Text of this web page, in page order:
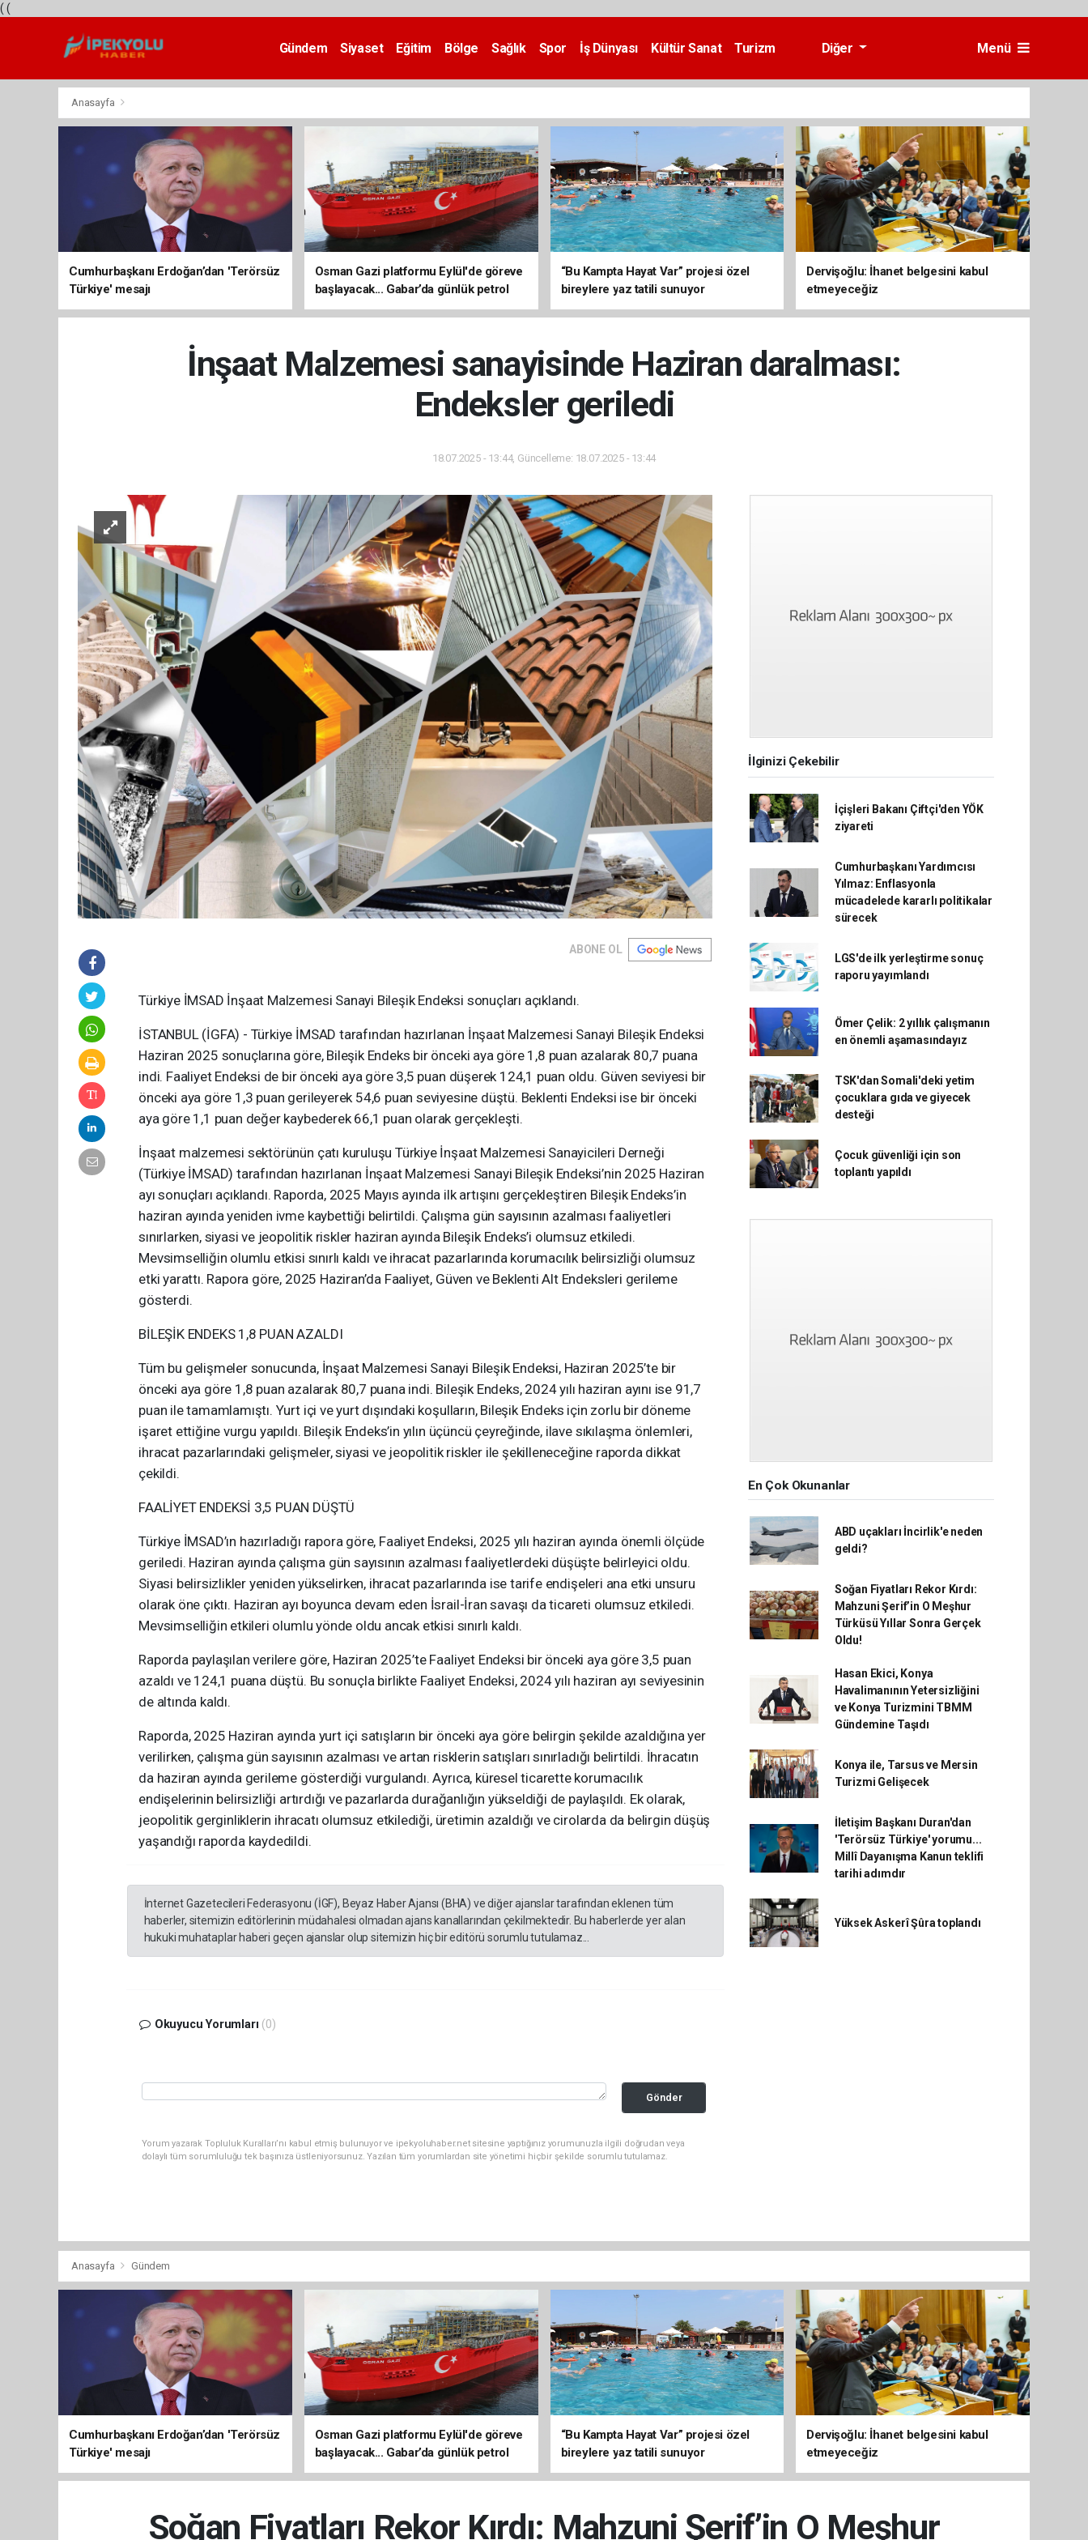
( (
Gündem Siyaset Eğitim Bölge Sağlık Spor İş Dünyası Kültür Sanat
Turizm
Diğer Menü
Anasayfa
Cumhurbaşkanı Erdoğan’dan 'Terörsüz
Türkiye' mesajı
Osman Gazi platformu Eylül'de göreve
başlayacak... Gabar’da günlük petrol
üretimi 83 bin 200 varile ulaştı
“Bu Kampta Hayat Var” projesi özel
bireylere yaz tatili sunuyor
Dervişoğlu: İhanet belgesini kabul
etmeyeceğiz
İnşaat Malzemesi sanayisinde Haziran daralması:
Endeksler geriledi
18.07.2025 - 13:44, Güncelleme: 18.07.2025 - 13:44
ABONE OL
Türkiye İMSAD İnşaat Malzemesi Sanayi Bileşik Endeksi sonuçları açıklandı.
İSTANBUL (İGFA) - Türkiye İMSAD tarafından hazırlanan İnşaat Malzemesi Sanayi Bileşik Endeksi
Haziran 2025 sonuçlarına göre, Bileşik Endeks bir önceki aya göre 1,8 puan azalarak 80,7 puana
indi. Faaliyet Endeksi de bir önceki aya göre 3,5 puan düşerek 124,1 puan oldu. Güven seviyesi bir
önceki aya göre 1,3 puan gerileyerek 54,6 puan seviyesine düştü. Beklenti Endeksi ise bir önceki
aya göre 1,1 puan değer kaybederek 66,1 puan olarak gerçekleşti.
İnşaat malzemesi sektörünün çatı kuruluşu Türkiye İnşaat Malzemesi Sanayicileri Derneği
(Türkiye İMSAD) tarafından hazırlanan İnşaat Malzemesi Sanayi Bileşik Endeksi’nin 2025 Haziran
ayı sonuçları açıklandı. Raporda, 2025 Mayıs ayında ilk artışını gerçekleştiren Bileşik Endeks’in
haziran ayında yeniden ivme kaybettiği belirtildi. Çalışma gün sayısının azalması faaliyetleri
sınırlarken, siyasi ve jeopolitik riskler haziran ayında Bileşik Endeks’i olumsuz etkiledi.
Mevsimselliğin olumlu etkisi sınırlı kaldı ve ihracat pazarlarında korumacılık belirsizliği olumsuz
etki yarattı. Rapora göre, 2025 Haziran’da Faaliyet, Güven ve Beklenti Alt Endeksleri gerileme
gösterdi.
BİLEŞİK ENDEKS 1,8 PUAN AZALDI
Tüm bu gelişmeler sonucunda, İnşaat Malzemesi Sanayi Bileşik Endeksi, Haziran 2025’te bir
önceki aya göre 1,8 puan azalarak 80,7 puana indi. Bileşik Endeks, 2024 yılı haziran ayını ise 91,7
puan ile tamamlamıştı. Yurt içi ve yurt dışındaki koşulların, Bileşik Endeks için zorlu bir döneme
işaret ettiğine vurgu yapıldı. Bileşik Endeks’in yılın üçüncü çeyreğinde, ilave sıkılaşma önlemleri,
ihracat pazarlarındaki gelişmeler, siyasi ve jeopolitik riskler ile şekilleneceğine raporda dikkat
çekildi.
FAALİYET ENDEKSİ 3,5 PUAN DÜŞTÜ
Türkiye İMSAD’ın hazırladığı rapora göre, Faaliyet Endeksi, 2025 yılı haziran ayında önemli ölçüde
geriledi. Haziran ayında çalışma gün sayısının azalması faaliyetlerdeki düşüşte belirleyici oldu.
Siyasi belirsizlikler yeniden yükselirken, ihracat pazarlarında ise tarife endişeleri ana etki unsuru
olarak öne çıktı. Haziran ayı boyunca devam eden İsrail-İran savaşı da ticareti olumsuz etkiledi.
Mevsimselliğin etkileri olumlu yönde oldu ancak etkisi sınırlı kaldı.
Raporda paylaşılan verilere göre, Haziran 2025’te Faaliyet Endeksi bir önceki aya göre 3,5 puan
azaldı ve 124,1 puana düştü. Bu sonuçla birlikte Faaliyet Endeksi, 2024 yılı haziran ayı seviyesinin
de altında kaldı.
Raporda, 2025 Haziran ayında yurt içi satışların bir önceki aya göre belirgin şekilde azaldığına yer
verilirken, çalışma gün sayısının azalması ve artan risklerin satışları sınırladığı belirtildi. İhracatın
da haziran ayında gerileme gösterdiği vurgulandı. Ayrıca, küresel ticarette korumacılık
endişelerinin belirsizliği artırdığı ve pazarlarda durağanlığın yükseldiği de paylaşıldı. Ek olarak,
jeopolitik gerginliklerin ihracatı olumsuz etkilediği, üretimin azaldığı ve cirolarda da belirgin düşüş
yaşandığı raporda kaydedildi.
İnternet Gazetecileri Federasyonu (İGF), Beyaz Haber Ajansı (BHA) ve diğer ajanslar tarafından eklenen tüm
haberler, sitemizin editörlerinin müdahalesi olmadan ajans kanallarından çekilmektedir. Bu haberlerde yer alan
hukuki muhataplar haberi geçen ajanslar olup sitemizin hiç bir editörü sorumlu tutulamaz...
Okuyucu Yorumları (0)
Gönder
Yorum yazarak Topluluk Kuralları’nı kabul etmiş bulunuyor ve ipekyoluhaber.net sitesine yaptığınız yorumunuzla ilgili doğrudan veya
dolaylı tüm sorumluluğu tek başınıza üstleniyorsunuz. Yazılan tüm yorumlardan site yönetimi hiçbir şekilde sorumlu tutulamaz.
İlginizi Çekebilir
İçişleri Bakanı Çiftçi'den YÖK
ziyareti
Cumhurbaşkanı Yardımcısı
Yılmaz: Enflasyonla
mücadelede kararlı politikalar
sürecek
LGS'de ilk yerleştirme sonuç
raporu yayımlandı
Ömer Çelik: 2 yıllık çalışmanın
en önemli aşamasındayız
TSK'dan Somali'deki yetim
çocuklara gıda ve giyecek
desteği
Çocuk güvenliği için son
toplantı yapıldı
En Çok Okunanlar
ABD uçakları İncirlik'e neden
geldi?
Soğan Fiyatları Rekor Kırdı:
Mahzuni Şerif’in O Meşhur
Türküsü Yıllar Sonra Gerçek
Oldu!
Hasan Ekici, Konya
Havalimanının Yetersizliğini
ve Konya Turizmini TBMM
Gündemine Taşıdı
Konya ile, Tarsus ve Mersin
Turizmi Gelişecek
İletişim Başkanı Duran'dan
'Terörsüz Türkiye' yorumu...
Millî Dayanışma Kanun teklifi
tarihi adımdır
Yüksek Askerî Şûra toplandı
Anasayfa Gündem
Cumhurbaşkanı Erdoğan’dan 'Terörsüz
Türkiye' mesajı
Osman Gazi platformu Eylül'de göreve
başlayacak... Gabar’da günlük petrol
üretimi 83 bin 200 varile ulaştı
“Bu Kampta Hayat Var” projesi özel
bireylere yaz tatili sunuyor
Dervişoğlu: İhanet belgesini kabul
etmeyeceğiz
Soğan Fiyatları Rekor Kırdı: Mahzuni Şerif’in O Meşhur